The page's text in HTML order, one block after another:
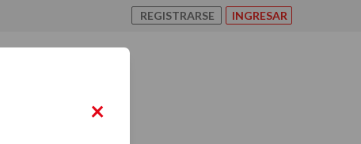
REGISTRARSE INGRESAR
×